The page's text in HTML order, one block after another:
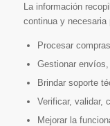
La información
continua y necesaria
Procesar
Gestionar
Brindar soporte
Verificar, validar,
Mejorar la